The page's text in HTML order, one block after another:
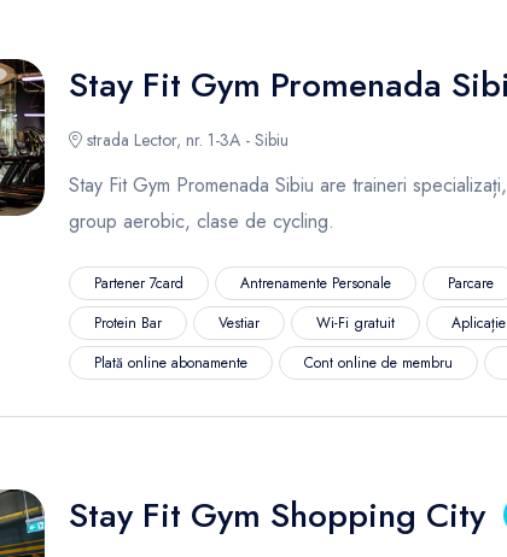
Stay Fit Gym Promenada
strada Lector, nr. 1-3A - Sibiu
Stay Fit Gym Promenada Sibiu are traineri
group aerobic, clase de cycling.
Partener 7card Antrenamente Personale Parcare
Protein Bar
Vestiar Wi-Fi gratuit
Plată online abonamente
Cont online de membru
Stay Fit Gym Shopping City